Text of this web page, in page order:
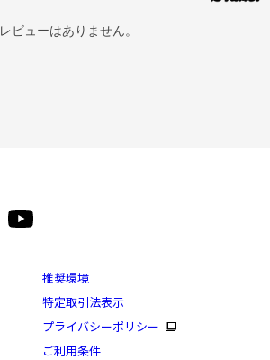
レビューはありません。
推奨環境
特定取引法表示
プライバシーポリシー
ご利用条件